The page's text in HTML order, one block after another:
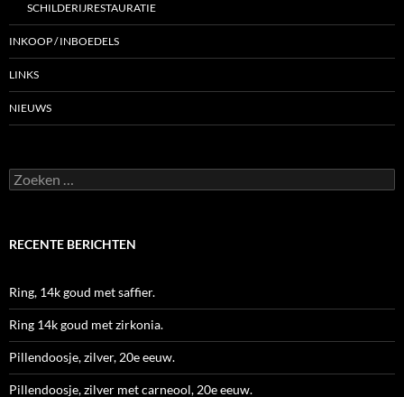
SCHILDERIJRESTAURATIE
INKOOP / INBOEDELS
LINKS
NIEUWS
Zoeken
naar:
RECENTE BERICHTEN
Ring, 14k goud met saffier.
Ring 14k goud met zirkonia.
Pillendoosje, zilver, 20e eeuw.
Pillendoosje, zilver met carneool, 20e eeuw.